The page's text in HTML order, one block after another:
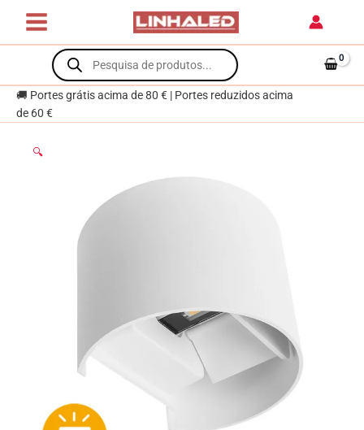
content
Products
search
🚚 Portes grátis acima de 80 € | Portes reduzidos acima
de 60 €
🔍
2x3W
LED
Branco